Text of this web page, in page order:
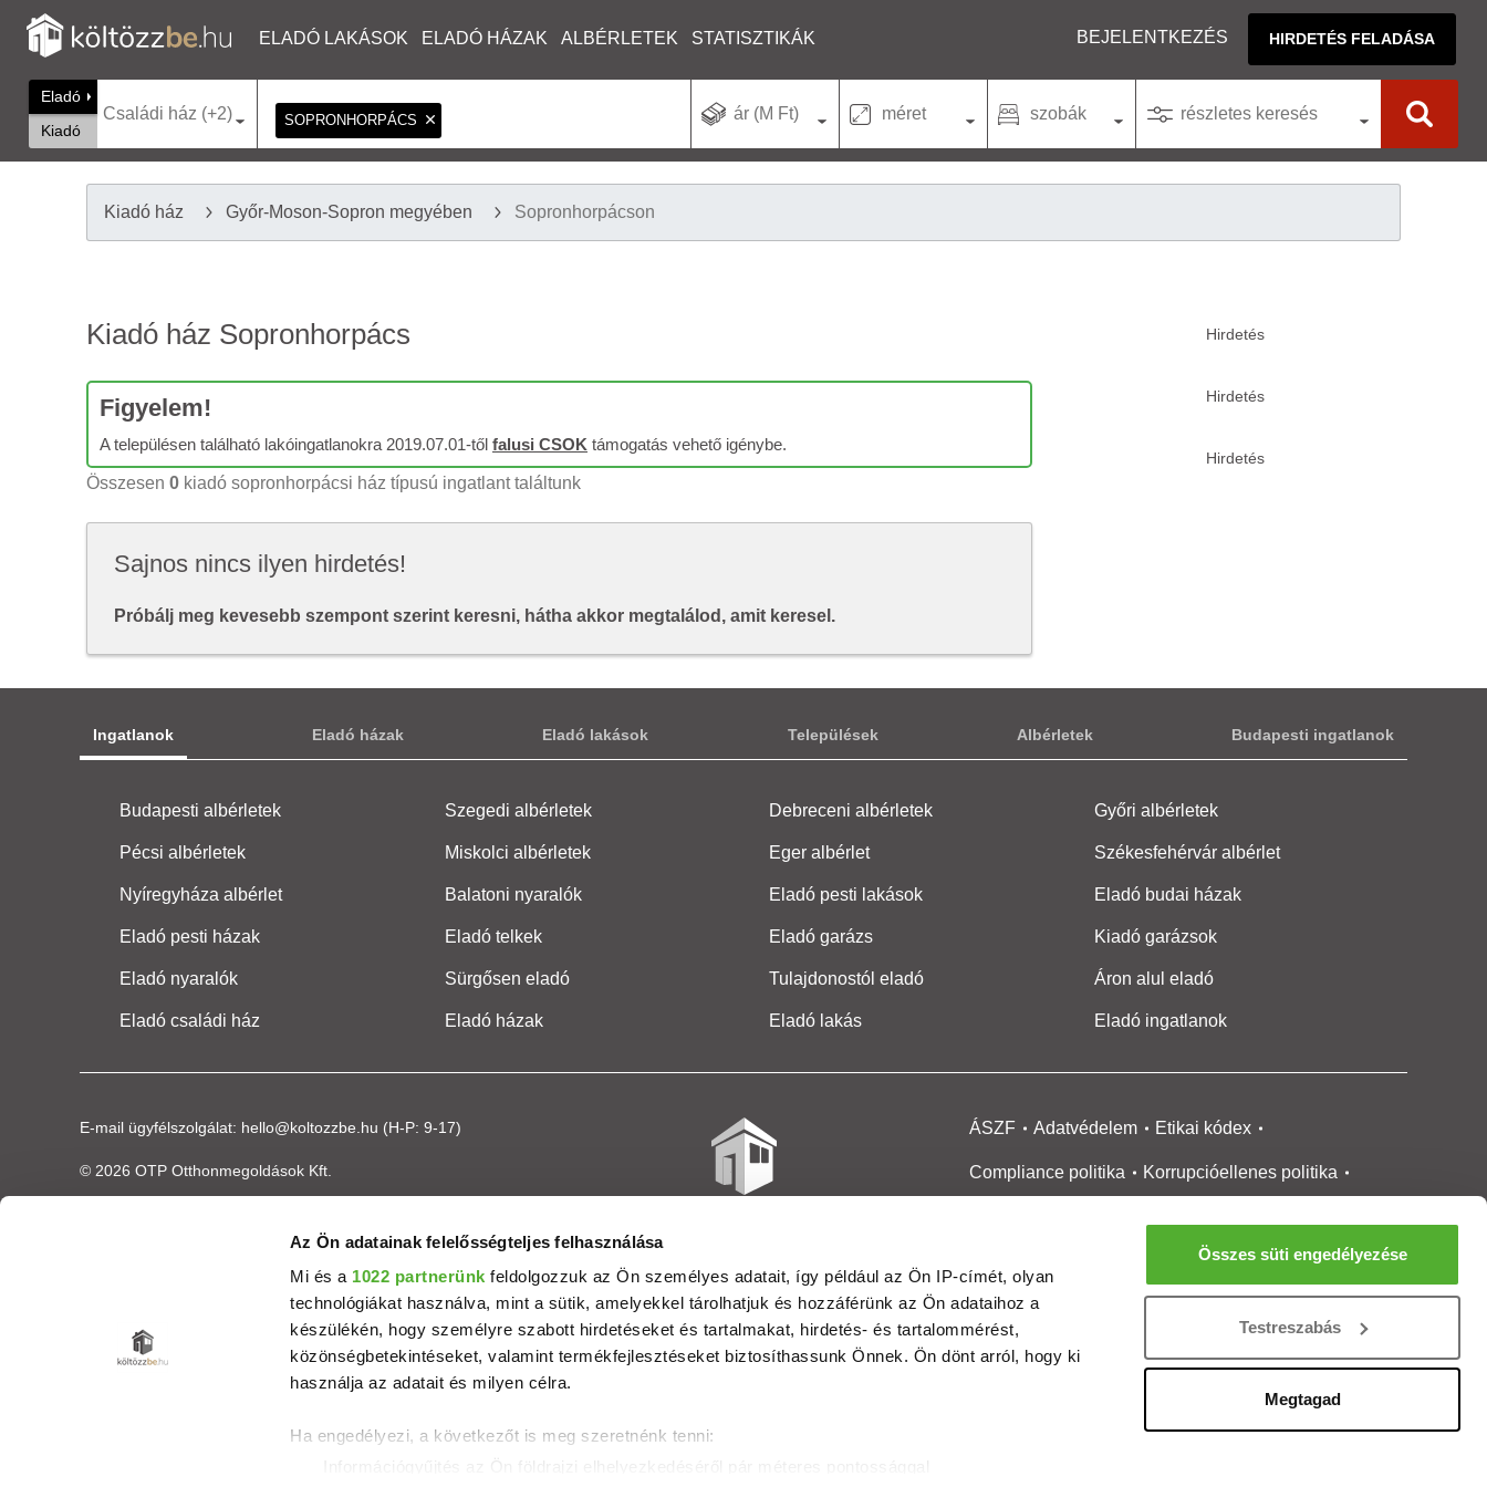
Az Ön adatainak felelősségteljes felhasználása
Mi és a 1022 partnerünk feldolgozzuk az Ön személyes adatait, így például az Ön IP-címét, olyan
technológiákat használva, mint a sütik, amelyekkel tárolhatjuk és hozzáférünk az Ön adataihoz a
készülékén, hogy személyre szabott hirdetéseket és tartalmakat, hirdetés- és tartalommérést,
közönségbetekintéseket, valamint termékfejlesztéseket biztosíthassunk Önnek. Ön dönt arról, hogy ki
használja az adatait és milyen célra.
Ha engedélyezi, a következőt is meg szeretnénk tenni:
Összes süti engedélyezése
Testreszabás
Megtagad
ELADÓ LAKÁSOK ELADÓ HÁZAK ALBÉRLETEK STATISZTIKÁK BEJELENTKEZÉS HIRDETÉS FELADÁSA
Eladó
Kiadó
Családi ház (+2) SOPRONHORPÁCS ár (M Ft) méret szobák részletes keresés
Kiadó ház Győr-Moson-Sopron megyében Sopronhorpácson
Kiadó ház Sopronhorpács
Figyelem!
A településen található lakóingatlanokra 2019.07.01-től falusi CSOK támogatás vehető igénybe.
Összesen 0 kiadó sopronhorpácsi ház típusú ingatlant találtunk
Sajnos nincs ilyen hirdetés!
Próbálj meg kevesebb szempont szerint keresni, hátha akkor megtalálod, amit keresel.
Ingatlanok Eladó házak Eladó lakások Települések Albérletek Budapesti ingatlanok
Budapesti albérletek Szegedi albérletek Debreceni albérletek Győri albérletek
Pécsi albérletek Miskolci albérletek Eger albérlet Székesfehérvár albérlet
Nyíregyháza albérlet Balatoni nyaralók Eladó pesti lakások Eladó budai házak
Eladó pesti házak Eladó telkek Eladó garázs Kiadó garázsok
Eladó nyaralók Sürgősen eladó Tulajdonostól eladó Áron alul eladó
Eladó családi ház Eladó házak Eladó lakás Eladó ingatlanok
E-mail ügyfélszolgálat: hello@koltozzbe.hu (H-P: 9-17)
© 2026 OTP Otthonmegoldások Kft.
ÁSZF Adatvédelem Etikai kódex
Compliance politika Korrupcióellenes politika
Médiaajánlat
Ingatlanközvetítőknek
Magánszemélyeknek
Új építésű lakások
Tartalommoderálási jelentés